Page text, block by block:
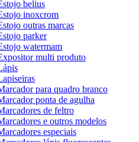
belius
inoxcrom
outras marcas
parker
watermam
multi produto
para quadro branco
ponta de agulha
de feltro
e outros modelos
especiais